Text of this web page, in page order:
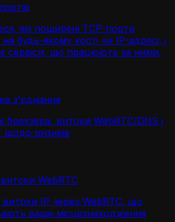
які поширені TCP-порти
на будь-якому хості чи IP-адресі, і
сервіси, що працюють за ними.
з'єднання
браузера, витоки WebRTC/DNS і
щодо ризиків
WebRTC
витоки IP через WebRTC, що
ваше місцезнаходження